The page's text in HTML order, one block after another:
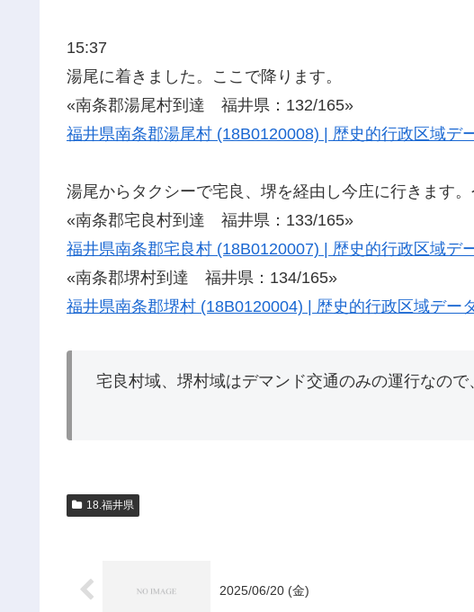
15:37
湯尾に着きました。ここで降ります。
«南条郡湯尾村到達 福井県：132/165»
福井県南条郡湯尾村 (18B0120008) | 歴史的行政区域デ
湯尾からタクシーで宅良、堺を経由し今庄に行きます。
«南条郡宅良村到達 福井県：133/165»
福井県南条郡宅良村 (18B0120007) | 歴史的行政区域デ
«南条郡堺村到達 福井県：134/165»
福井県南条郡堺村 (18B0120004) | 歴史的行政区域デー
宅良村域、堺村域はデマンド交通のみの運行なので
18.福井県
2025/06/20 (金)